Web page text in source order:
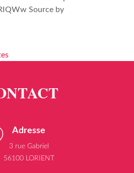
Source by
Adresse
3 rue Gabriel
56100 LORIENT